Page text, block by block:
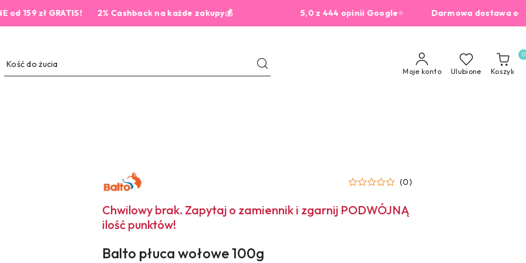
zł GRATIS! 2% Cashback na każde zakupy💰 5,0 z 444 opinii Google⭐ Darmowa dostawa od 229zł
Moje konto Ulubione Koszyk
0
NAZWA
PRODUCENTA:
BALTO
(0)
Chwilowy brak. Zapytaj o zamiennik i zgarnij PODWÓJNĄ
ilość punktów!
Balto płuca wołowe 100g